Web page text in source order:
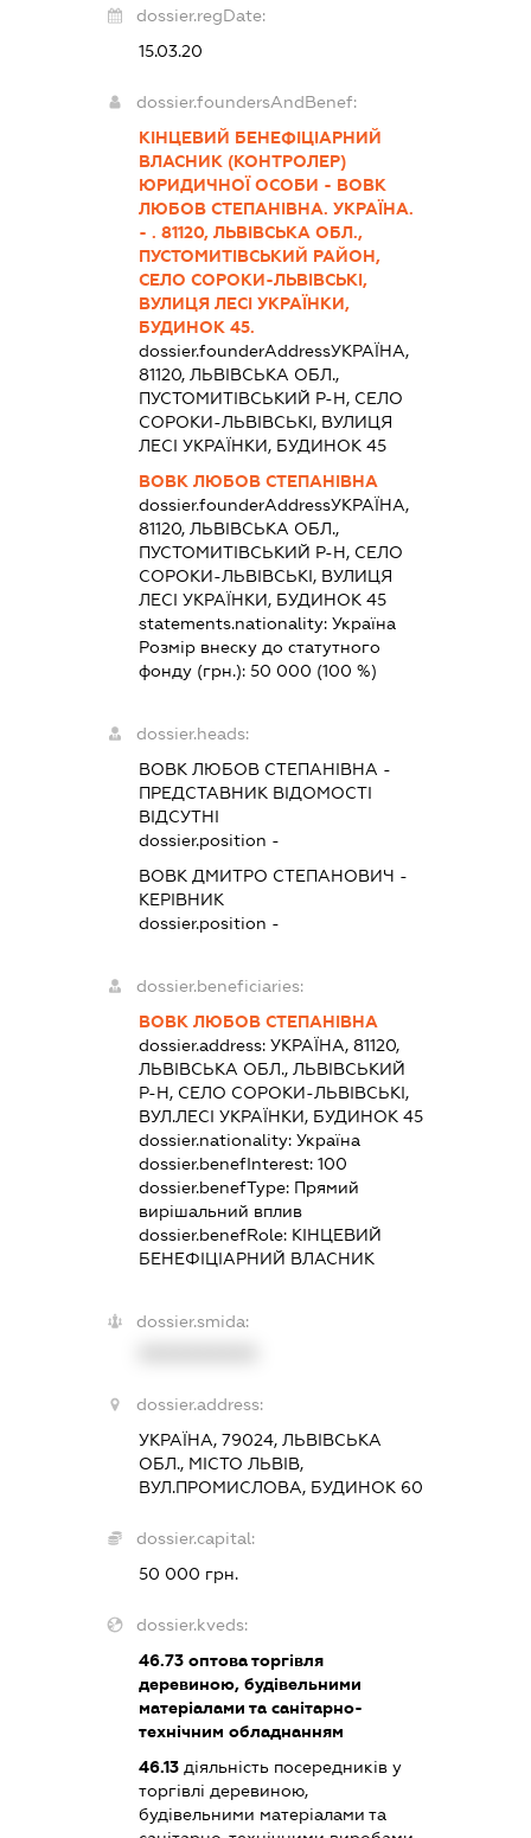
dossier.regDate:
15.03.20
dossier.foundersAndBenef:
КІНЦЕВИЙ БЕНЕФІЦІАРНИЙ
ВЛАСНИК (КОНТРОЛЕР)
ЮРИДИЧНОЇ ОСОБИ - ВОВК
ЛЮБОВ СТЕПАНІВНА. УКРАЇНА.
- . 81120, ЛЬВІВСЬКА ОБЛ.,
ПУСТОМИТІВСЬКИЙ РАЙОН,
СЕЛО СОРОКИ-ЛЬВІВСЬКІ,
ВУЛИЦЯ ЛЕСІ УКРАЇНКИ,
БУДИНОК 45.
dossier.founderAddressУКРАЇНА,
81120, ЛЬВІВСЬКА ОБЛ.,
ПУСТОМИТІВСЬКИЙ Р-Н, СЕЛО
СОРОКИ-ЛЬВІВСЬКІ, ВУЛИЦЯ
ЛЕСІ УКРАЇНКИ, БУДИНОК 45
ВОВК ЛЮБОВ СТЕПАНІВНА
dossier.founderAddressУКРАЇНА,
81120, ЛЬВІВСЬКА ОБЛ.,
ПУСТОМИТІВСЬКИЙ Р-Н, СЕЛО
СОРОКИ-ЛЬВІВСЬКІ, ВУЛИЦЯ
ЛЕСІ УКРАЇНКИ, БУДИНОК 45
statements.nationality:Україна
Розмір внеску до статутного
фонду (грн.):50 000 (100 %)
dossier.heads:
ВОВК ЛЮБОВ СТЕПАНІВНА -
ПРЕДСТАВНИК ВІДОМОСТІ
ВІДСУТНІ
dossier.position -
ВОВК ДМИТРО СТЕПАНОВИЧ -
КЕРІВНИК
dossier.position -
dossier.beneficiaries:
ВОВК ЛЮБОВ СТЕПАНІВНА
dossier.address:УКРАЇНА, 81120,
ЛЬВІВСЬКА ОБЛ., ЛЬВІВСЬКИЙ
Р-Н, СЕЛО СОРОКИ-ЛЬВІВСЬКІ,
ВУЛ.ЛЕСІ УКРАЇНКИ, БУДИНОК 45
dossier.nationality:Україна
dossier.benefInterest:100
dossier.benefType: Прямий
вирішальний вплив
dossier.benefRole: КІНЦЕВИЙ
БЕНЕФІЦІАРНИЙ ВЛАСНИК
dossier.smida:
dossier.address:
УКРАЇНА, 79024, ЛЬВІВСЬКА
ОБЛ., МІСТО ЛЬВІВ,
ВУЛ.ПРОМИСЛОВА, БУДИНОК 60
dossier.capital:
50 000 грн.
dossier.kveds:
46.73 оптова торгівля
деревиною, будівельними
матеріалами та санітарно-
технічним обладнанням
46.13 діяльність посередників у
торгівлі деревиною,
будівельними матеріалами та